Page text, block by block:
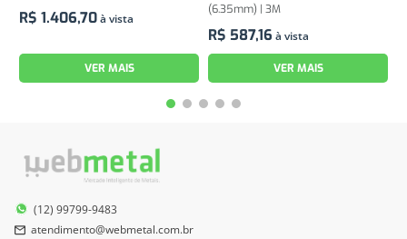
R$ 1.406,70à vista
VER MAIS
(6.35mm) | 3M
R$ 587,16 à vista
VER MAIS
(12) 99799-9483
atendimento@webmetal.com.br